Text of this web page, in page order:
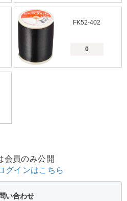
FK52-402
会員のみ公開
グインはこちら
い合わせ